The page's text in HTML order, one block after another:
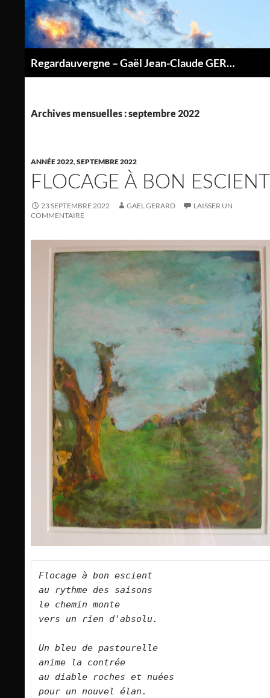
contenu
Regardauvergne – Gaël Jean-Claude GERARD
Archives mensuelles : septembre 2022
ANNÉE 2022,SEPTEMBRE 2022
FLOCAGE À BON ESCIENT
23 SEPTEMBRE 2022 GAEL GERARD
LAISSER UN
COMMENTAIRE
Flocage à bon escient
au rythme des saisons
le chemin monte
vers un rien d'absolu.
Un bleu de pastourelle
anime la contrée
au diable roches et nuées
pour un nouvel élan.